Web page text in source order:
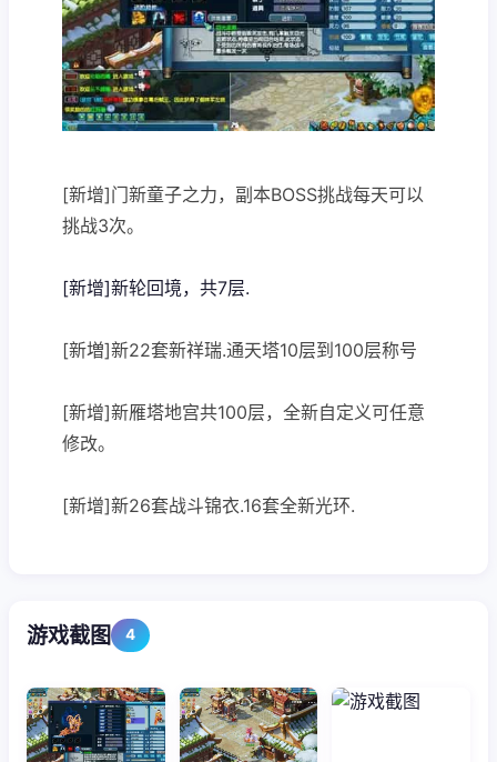
[新增]门新童子之力，副本BOSS挑战每天可以
挑战3次。
[新增]新轮回境，共7层.
[新増]新22套新祥瑞.通天塔10层到100层称号
[新增]新雁塔地宫共100层，全新自定义可任意
修改。
[新增]新26套战斗锦衣.16套全新光环.
游戏截图 4